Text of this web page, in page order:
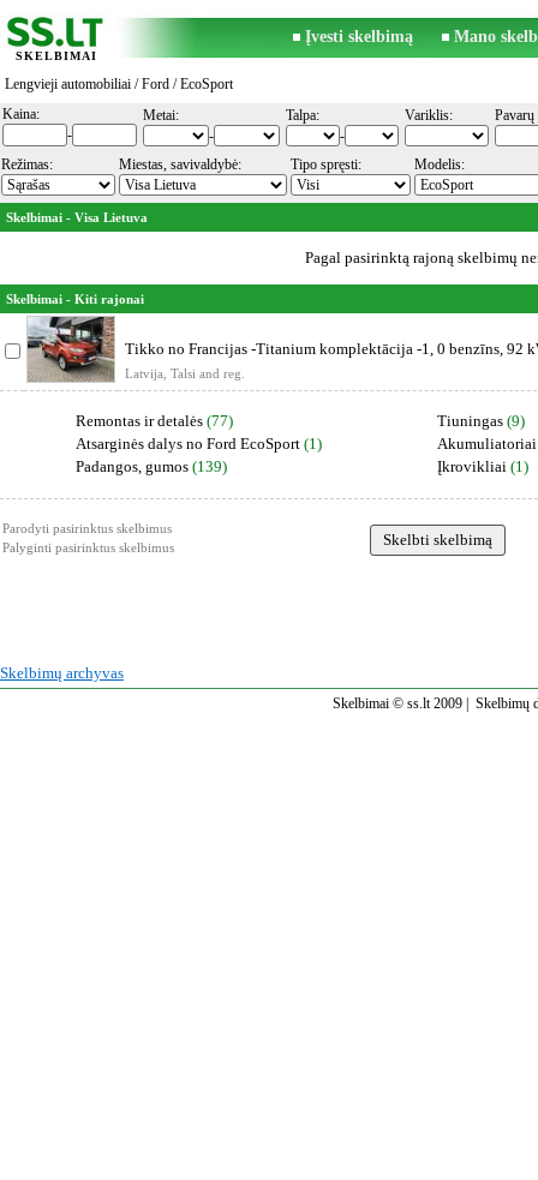
SKELBIMAI
Įvesti skelbimą Mano
Lengvieji automobiliai /Ford / EcoSport
Kaina:
-
Metai:
-
Talpa:
-
Variklis: Pavarų
Režimas: Miestas, savivaldybė: Tipo spręsti: Modelis:
Skelbimai - Visa Lietuva
Pagal pasirinktą rajoną skelbimų
Skelbimai - Kiti rajonai
Tikko no Francijas -Titanium komplektācija -1, 0 benzīns, 92
Latvija, Talsi and reg.
Remontas ir detalės (77)
Atsarginės dalys no Ford EcoSport (1)
Padangos, gumos (139)
Tiuningas (9)
Akumuliatoriai
Įkrovikliai (1)
Parodyti pasirinktus skelbimus
Palyginti pasirinktus skelbimus
Skelbimų archyvas
Skelbimai © ss.lt 2009 | Skelbimų